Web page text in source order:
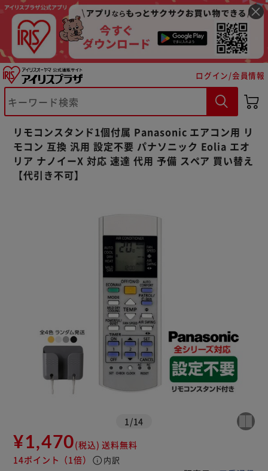
ログイン/会員情報
リモコンスタンド1個付属 Panasonic エアコン用 リ
モコン 互換 汎用 設定不要 パナソニック Eolia エオ
リア ナノイーX 対応 速達 代用 予備 スペア 買い替え
【代引き不可】
1 /14
¥1,470(税込) 送料無料
14ポイント （1倍） info 内訳
※ご確認ください
カートに入れる 購入手続きへ